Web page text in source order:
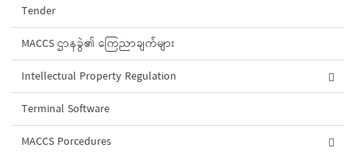
Tender
MACCS ဌာနခွဲ၏ ကြေညာချက်များ
Intellectual Property Regulation
Terminal Software
MACCS Porcedures